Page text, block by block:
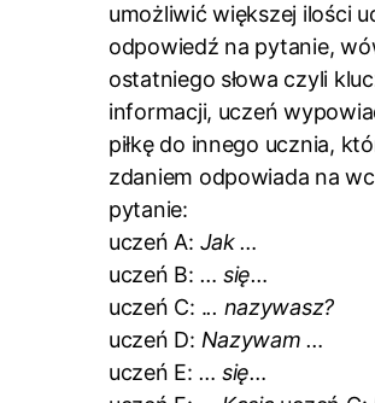
umożliwić większej ilości
odpowiedź na pytanie,
ostatniego słowa czyli
informacji, uczeń
piłkę do innego ucznia,
zdaniem odpowiada na
pytanie:
uczeń A: Jak …
uczeń B: … się…
uczeń C: ... nazywasz?
uczeń D: Nazywam …
uczeń E: … się…